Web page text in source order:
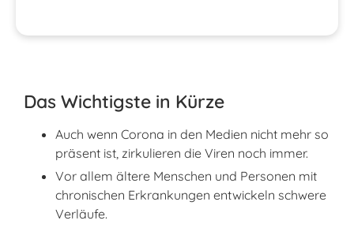
Das Wichtigste in Kürze
Auch wenn Corona in den Medien nicht mehr so
präsent ist, zirkulieren die Viren noch immer.
Vor allem ältere Menschen und Personen mit
chronischen Erkrankungen entwickeln schwere
Verläufe.